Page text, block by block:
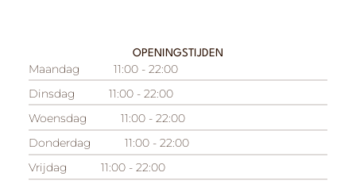
OPENINGSTIJDEN
Maandag
11:00 - 22:00
Dinsdag
11:00 - 22:00
Woensdag
11:00 - 22:00
Donderdag
11:00 - 22:00
Vrijdag
11:00 - 22:00